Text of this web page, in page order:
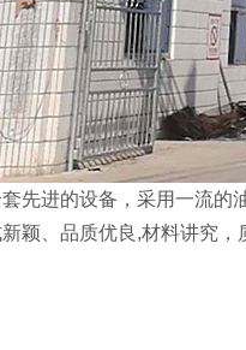
先进的设备，采用一流的
颖、品质优良,材料讲究